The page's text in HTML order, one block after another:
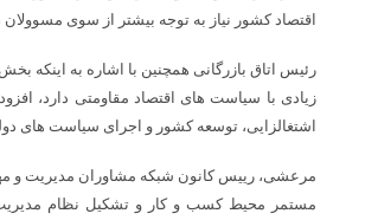
اقتصاد کشور نیاز به توجه بیشتر از سوی مسوولان
رئیس اتاق بازرگانی همچنین با اشاره به اینکه
زیادی با سیاست های اقتصاد مقاومتی دارد،
اشتغالزایی، توسعه کشور و اجرای سیاست های
مرعشی، رییس کانون شبکه مشاوران مدیریت و
مستمر محیط کسب و کار و تشکیل نظام